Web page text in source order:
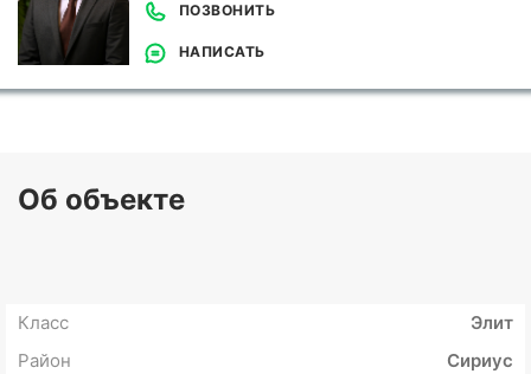
ПОЗВОНИТЬ
НАПИСАТЬ
Об объекте
Класс
Элит
Район
Сириус